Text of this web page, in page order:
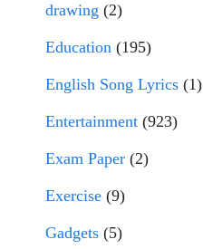
drawing (2)
Education (195)
English Song Lyrics (1)
Entertainment (923)
Exam Paper (2)
Exercise (9)
Gadgets (5)